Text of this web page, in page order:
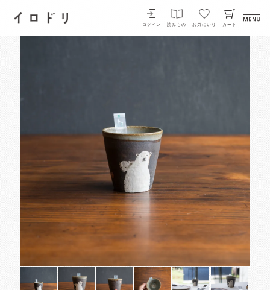
イロドリ
ログイン 読みもの お気にいり カート